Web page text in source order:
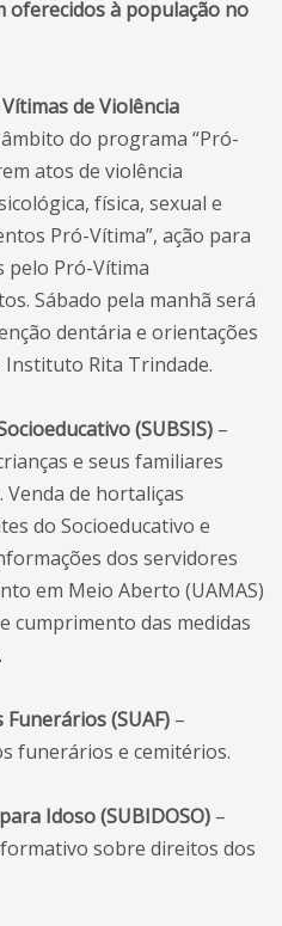
oferecidos à população no
de Violência
do programa “Pró-
atos de violência
física, sexual e
Pró-Vítima”, ação para
pelo Pró-Vítima
Sábado pela manhã será
dentária e orientações
Instituto Rita Trindade.
(SUBSIS) –
e seus familiares
Venda de hortaliças
do Socioeducativo e
dos servidores
em Meio Aberto (UAMAS)
cumprimento das medidas
(SUAF) –
funerários e cemitérios.
Idoso (SUBIDOSO) –
sobre direitos dos